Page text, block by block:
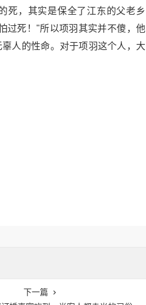
死，其实是保全了江东的父老乡
过死！"所以项羽其实并不傻，他
人的性命。对于项羽这个人，大
下一篇